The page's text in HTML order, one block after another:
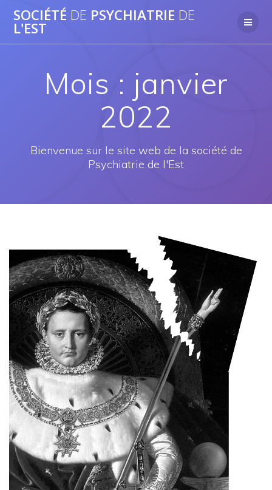
au
SOCIÉTÉ DE PSYCHIATRIE DE
L'EST
Mois : janvier
2022
Bienvenue sur le site web de la société de
Psychiatrie de l'Est